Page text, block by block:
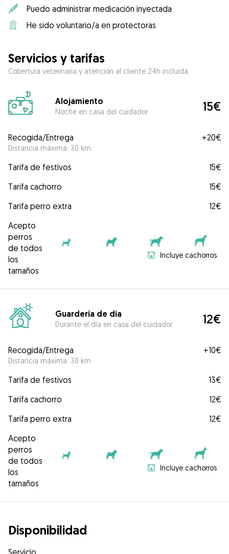
Puedo administrar medicación inyectada
He sido voluntario/a en protectoras
Servicios y tarifas
Cobertura veterinaria y atención al cliente 24h incluida
Alojamiento
Noche en casa del cuidador 15€
Recogida/Entrega
Distancia máxima: 30 km
+20€
Tarifa de festivos
15€
Tarifa cachorro
15€
Tarifa perro extra
12€
Acepto
perros
de todos
los
tamaños
Incluye cachorros
Guardería de día
Durante el día en casa del cuidador 12€
Recogida/Entrega
Distancia máxima: 30 km
+10€
Tarifa de festivos
13€
Tarifa cachorro
12€
Tarifa perro extra
12€
Acepto
perros
de todos
los
tamaños
Incluye cachorros
Disponibilidad